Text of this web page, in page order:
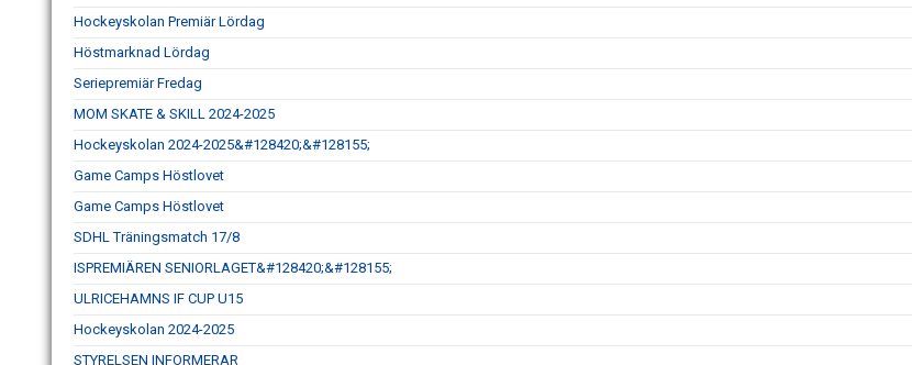
Hockeyskolan Premiär Lördag
Höstmarknad Lördag
Seriepremiär Fredag
MOM SKATE & SKILL 2024-2025
Hockeyskolan 2024-2025&#128420;&#128155;
Game Camps Höstlovet
Game Camps Höstlovet
SDHL Träningsmatch 17/8
ISPREMIÄREN SENIORLAGET&#128420;&#128155;
ULRICEHAMNS IF CUP U15
Hockeyskolan 2024-2025
STYRELSEN INFORMERAR